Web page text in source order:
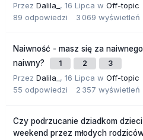
Przez Dalila_ , 16 Lipca w Off-topic
89 odpowiedzi 3 069 wyświetleń
Naiwność - masz się za
naiwny?
1 2 3
Przez Dalila_ , 16 Lipca w Off-topic
55 odpowiedzi 2 357 wyświetleń
Czy podrzucanie dziadkom
weekend przez młodych